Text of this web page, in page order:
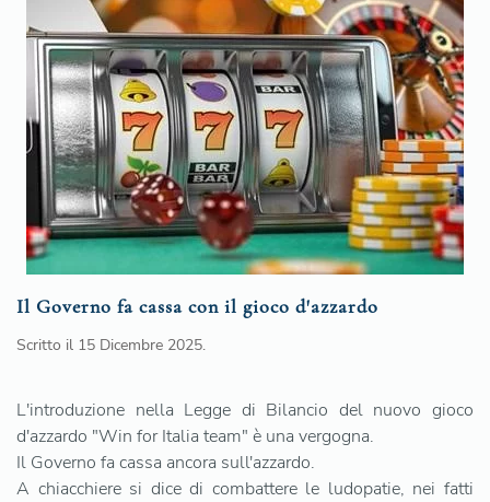
Il Governo fa cassa con il gioco d'azzardo
Scritto il 15 Dicembre 2025.
L'introduzione nella Legge di Bilancio del nuovo gioco
d'azzardo "Win for Italia team" è una vergogna.
Il Governo fa cassa ancora sull'azzardo.
A chiacchiere si dice di combattere le ludopatie, nei fatti